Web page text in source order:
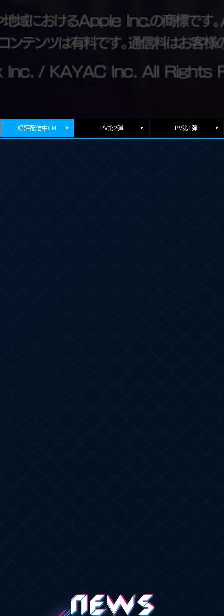
好評配信中CM PV第2弾 PV第1弾